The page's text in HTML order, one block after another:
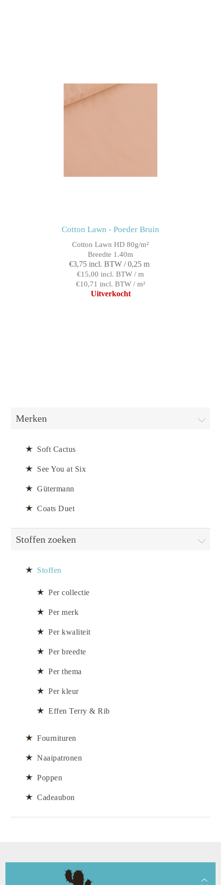
Cotton Lawn - Poeder Bruin
Cotton Lawn HD 80g/m²
Breedte 1.40m
€3,75 incl. BTW / 0,25 m
€15,00 incl. BTW / m
€10,71 incl. BTW / m²
Uitverkocht
Merken
Soft Cactus
See You at Six
Gütermann
Coats Duet
Stoffen zoeken
Stoffen
Per collectie
Per merk
Per kwaliteit
Per breedte
Per thema
Per kleur
Effen Terry & Rib
Fournituren
Naaipatronen
Poppen
Cadeaubon